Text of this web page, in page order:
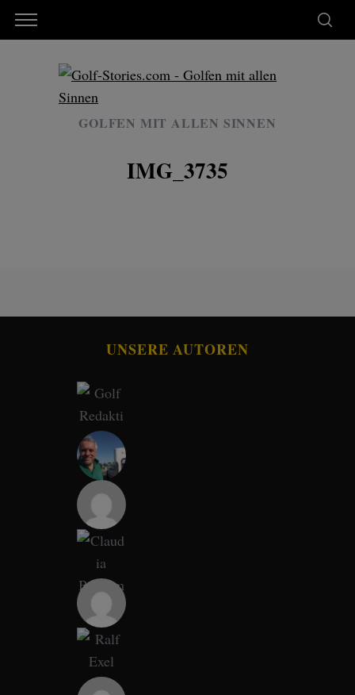
GOLFEN MIT ALLEN SINNEN
IMG_3735
UNSERE AUTOREN